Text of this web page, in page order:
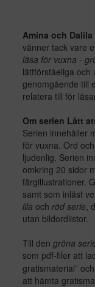
Amina och Dalila
vänner tack vare
läsa för vuxna -
lättförståeliga och
genomgående till
relatera till för
Om serien Lätt
Serien innehåller
för vuxna. Ord
ljudenlig. Serien
omkring 20 sidor
färgillustrationer.
samt som inläst
lila och röd serie,
utan bildordlistor.
Till den gröna
som pdf-filer att
gratismaterial”
att hämta